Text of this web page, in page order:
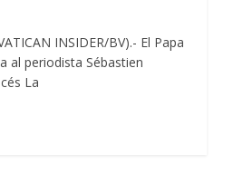
INSIDER/BV).- El Papa
al periodista Sébastien
La